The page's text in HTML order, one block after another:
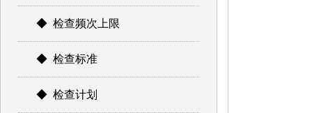
◆ 检查频次上限
◆ 检查标准
◆ 检查计划